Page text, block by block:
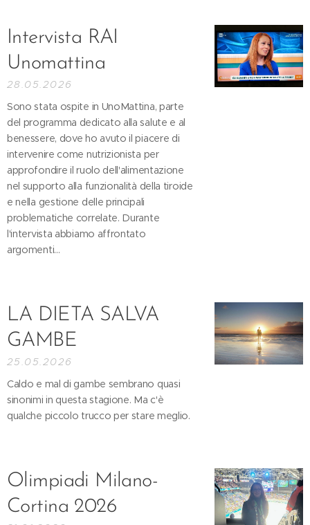
Intervista RAI
Unomattina
28.05.2026
Sono stata ospite in UnoMattina, parte
del programma dedicato alla salute e al
benessere, dove ho avuto il piacere di
intervenire come nutrizionista per
approfondire il ruolo dell'alimentazione
nel supporto alla funzionalità della tiroide
e nella gestione delle principali
problematiche correlate. Durante
l'intervista abbiamo affrontato
argomenti...
LA DIETA SALVA
GAMBE
25.05.2026
Caldo e mal di gambe sembrano quasi
sinonimi in questa stagione. Ma c'è
qualche piccolo trucco per stare meglio.
Olimpiadi Milano-
Cortina 2026